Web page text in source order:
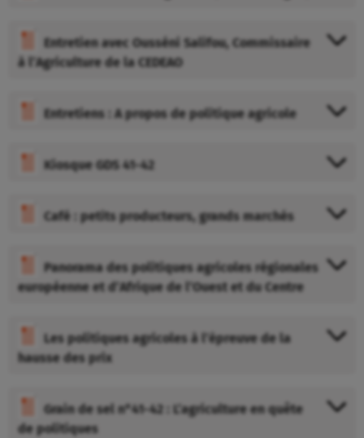
Entretien avec Ousséni Salifou, Commissaire
à l’Agriculture de la CEDEAO
Entretiens : A propos de politique agricole
Kiosque GDS 41-42
Café : petits producteurs, grands marchés
Panorama des politiques agricoles régionales
européenne et d’Afrique de l’Ouest et du Centre
Les politiques agricoles à l’épreuve de la
hausse des prix
Grain de sel n°41-42 : L’agriculture en quête
de politiques